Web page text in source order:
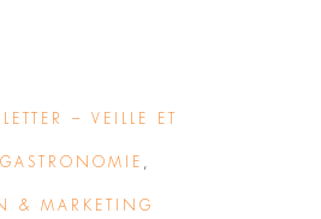
– VEILLE ET
GASTRONOMIE
& MARKETING